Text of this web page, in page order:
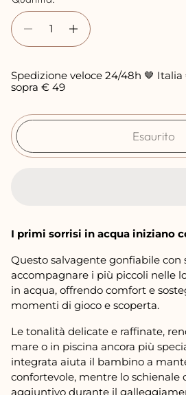
e
z
z
o
n
r
m
Spedizione veloce 24/48h 🤎
sopra € 49
Esaurito
I primi sorrisi in acqua iniziano
Questo salvagente gonfiabile con
accompagnare i più piccoli nelle
in acqua, offrendo comfort e
momenti di gioco e scoperta.
Le tonalità delicate e raffinate,
mare o in piscina ancora più
integrata aiuta il bambino a
confortevole, mentre lo schienale
aggiuntivo durante il